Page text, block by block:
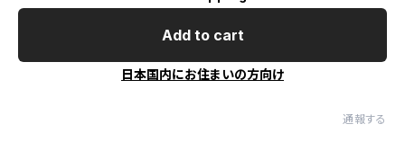
Add to cart
日本国内にお住まいの方向け
通報する